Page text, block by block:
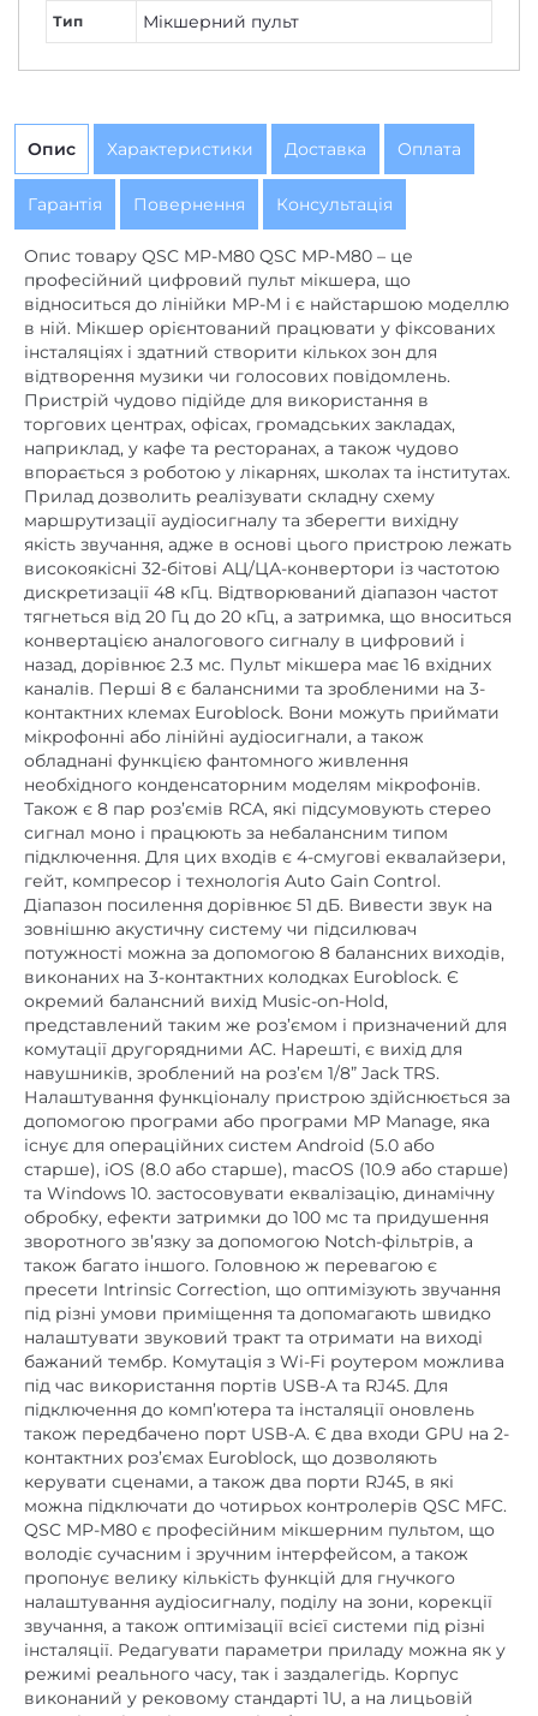
Тип Мікшерний пульт
Опис Характеристики Доставка Оплата
Гарантія Повернення Консультація
Опис товару QSC MP-M80 QSC MP-M80 – це
професійний цифровий пульт мікшера, що
відноситься до лінійки MP-M і є найстаршою моделлю
в ній. Мікшер орієнтований працювати у фіксованих
інсталяціях і здатний створити кількох зон для
відтворення музики чи голосових повідомлень.
Пристрій чудово підійде для використання в
торгових центрах, офісах, громадських закладах,
наприклад, у кафе та ресторанах, а також чудово
впорається з роботою у лікарнях, школах та інститутах.
Прилад дозволить реалізувати складну схему
маршрутизації аудіосигналу та зберегти вихідну
якість звучання, адже в основі цього пристрою лежать
високоякісні 32-бітові АЦ/ЦА-конвертори із частотою
дискретизації 48 кГц. Відтворюваний діапазон частот
тягнеться від 20 Гц до 20 кГц, а затримка, що вноситься
конвертацією аналогового сигналу в цифровий і
назад, дорівнює 2.3 мс. Пульт мікшера має 16 вхідних
каналів. Перші 8 є балансними та зробленими на 3-
контактних клемах Euroblock. Вони можуть приймати
мікрофонні або лінійні аудіосигнали, а також
обладнані функцією фантомного живлення
необхідного конденсаторним моделям мікрофонів.
Також є 8 пар роз’ємів RCA, які підсумовують стерео
сигнал моно і працюють за небалансним типом
підключення. Для цих входів є 4-смугові еквалайзери,
гейт, компресор і технологія Auto Gain Control.
Діапазон посилення дорівнює 51 дБ. Вивести звук на
зовнішню акустичну систему чи підсилювач
потужності можна за допомогою 8 балансних виходів,
виконаних на 3-контактних колодках Euroblock. Є
окремий балансний вихід Music-on-Hold,
представлений таким же роз’ємом і призначений для
комутації другорядними АС. Нарешті, є вихід для
навушників, зроблений на роз’єм 1/8” Jack TRS.
Налаштування функціоналу пристрою здійснюється за
допомогою програми або програми MP Manage, яка
існує для операційних систем Android (5.0 або
старше), iOS (8.0 або старше), macOS (10.9 або старше)
та Windows 10. застосовувати еквалізацію, динамічну
обробку, ефекти затримки до 100 мс та придушення
зворотного зв’язку за допомогою Notch-фільтрів, а
також багато іншого. Головною ж перевагою є
пресети Intrinsic Correction, що оптимізують звучання
під різні умови приміщення та допомагають швидко
налаштувати звуковий тракт та отримати на виході
бажаний тембр. Комутація з Wi-Fi роутером можлива
під час використання портів USB-A та RJ45. Для
підключення до комп’ютера та інсталяції оновлень
також передбачено порт USB-A. Є два входи GPU на 2-
контактних роз’ємах Euroblock, що дозволяють
керувати сценами, а також два порти RJ45, в які
можна підключати до чотирьох контролерів QSC MFC.
QSC MP-M80 є професійним мікшерним пультом, що
володіє сучасним і зручним інтерфейсом, а також
пропонує велику кількість функцій для гнучкого
налаштування аудіосигналу, поділу на зони, корекції
звучання, а також оптимізації всієї системи під різні
інсталяції. Редагувати параметри приладу можна як у
режимі реального часу, так і заздалегідь. Корпус
виконаний у рековому стандарті 1U, а на лицьовій